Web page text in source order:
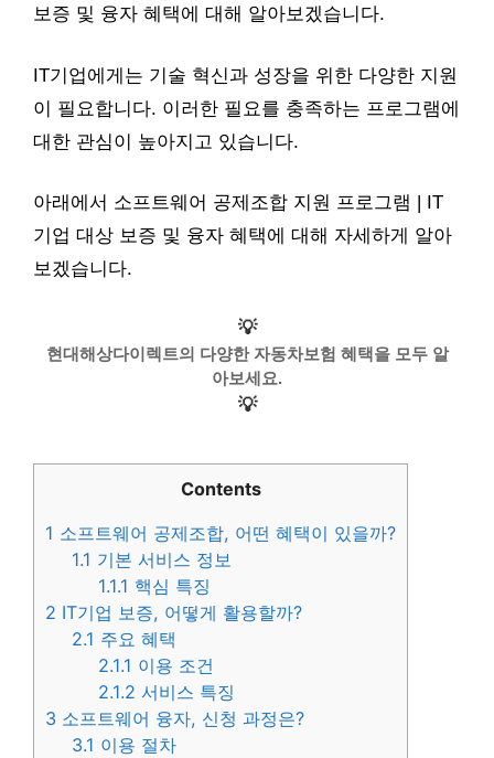
보증 및 융자 혜택에 대해 알아보겠습니다.
IT기업에게는 기술 혁신과 성장을 위한 다양한 지원
이 필요합니다. 이러한 필요를 충족하는 프로그램에
대한 관심이 높아지고 있습니다.
아래에서 소프트웨어 공제조합 지원 프로그램 | IT
기업 대상 보증 및 융자 혜택에 대해 자세하게 알아
보겠습니다.
💡
현대해상다이렉트의 다양한 자동차보험 혜택을 모두 알
아보세요.
💡
Contents
1 소프트웨어 공제조합, 어떤 혜택이 있을까?
1.1 기본 서비스 정보
1.1.1 핵심 특징
2 IT기업 보증, 어떻게 활용할까?
2.1 주요 혜택
2.1.1 이용 조건
2.1.2 서비스 특징
3 소프트웨어 융자, 신청 과정은?
3.1 이용 절차